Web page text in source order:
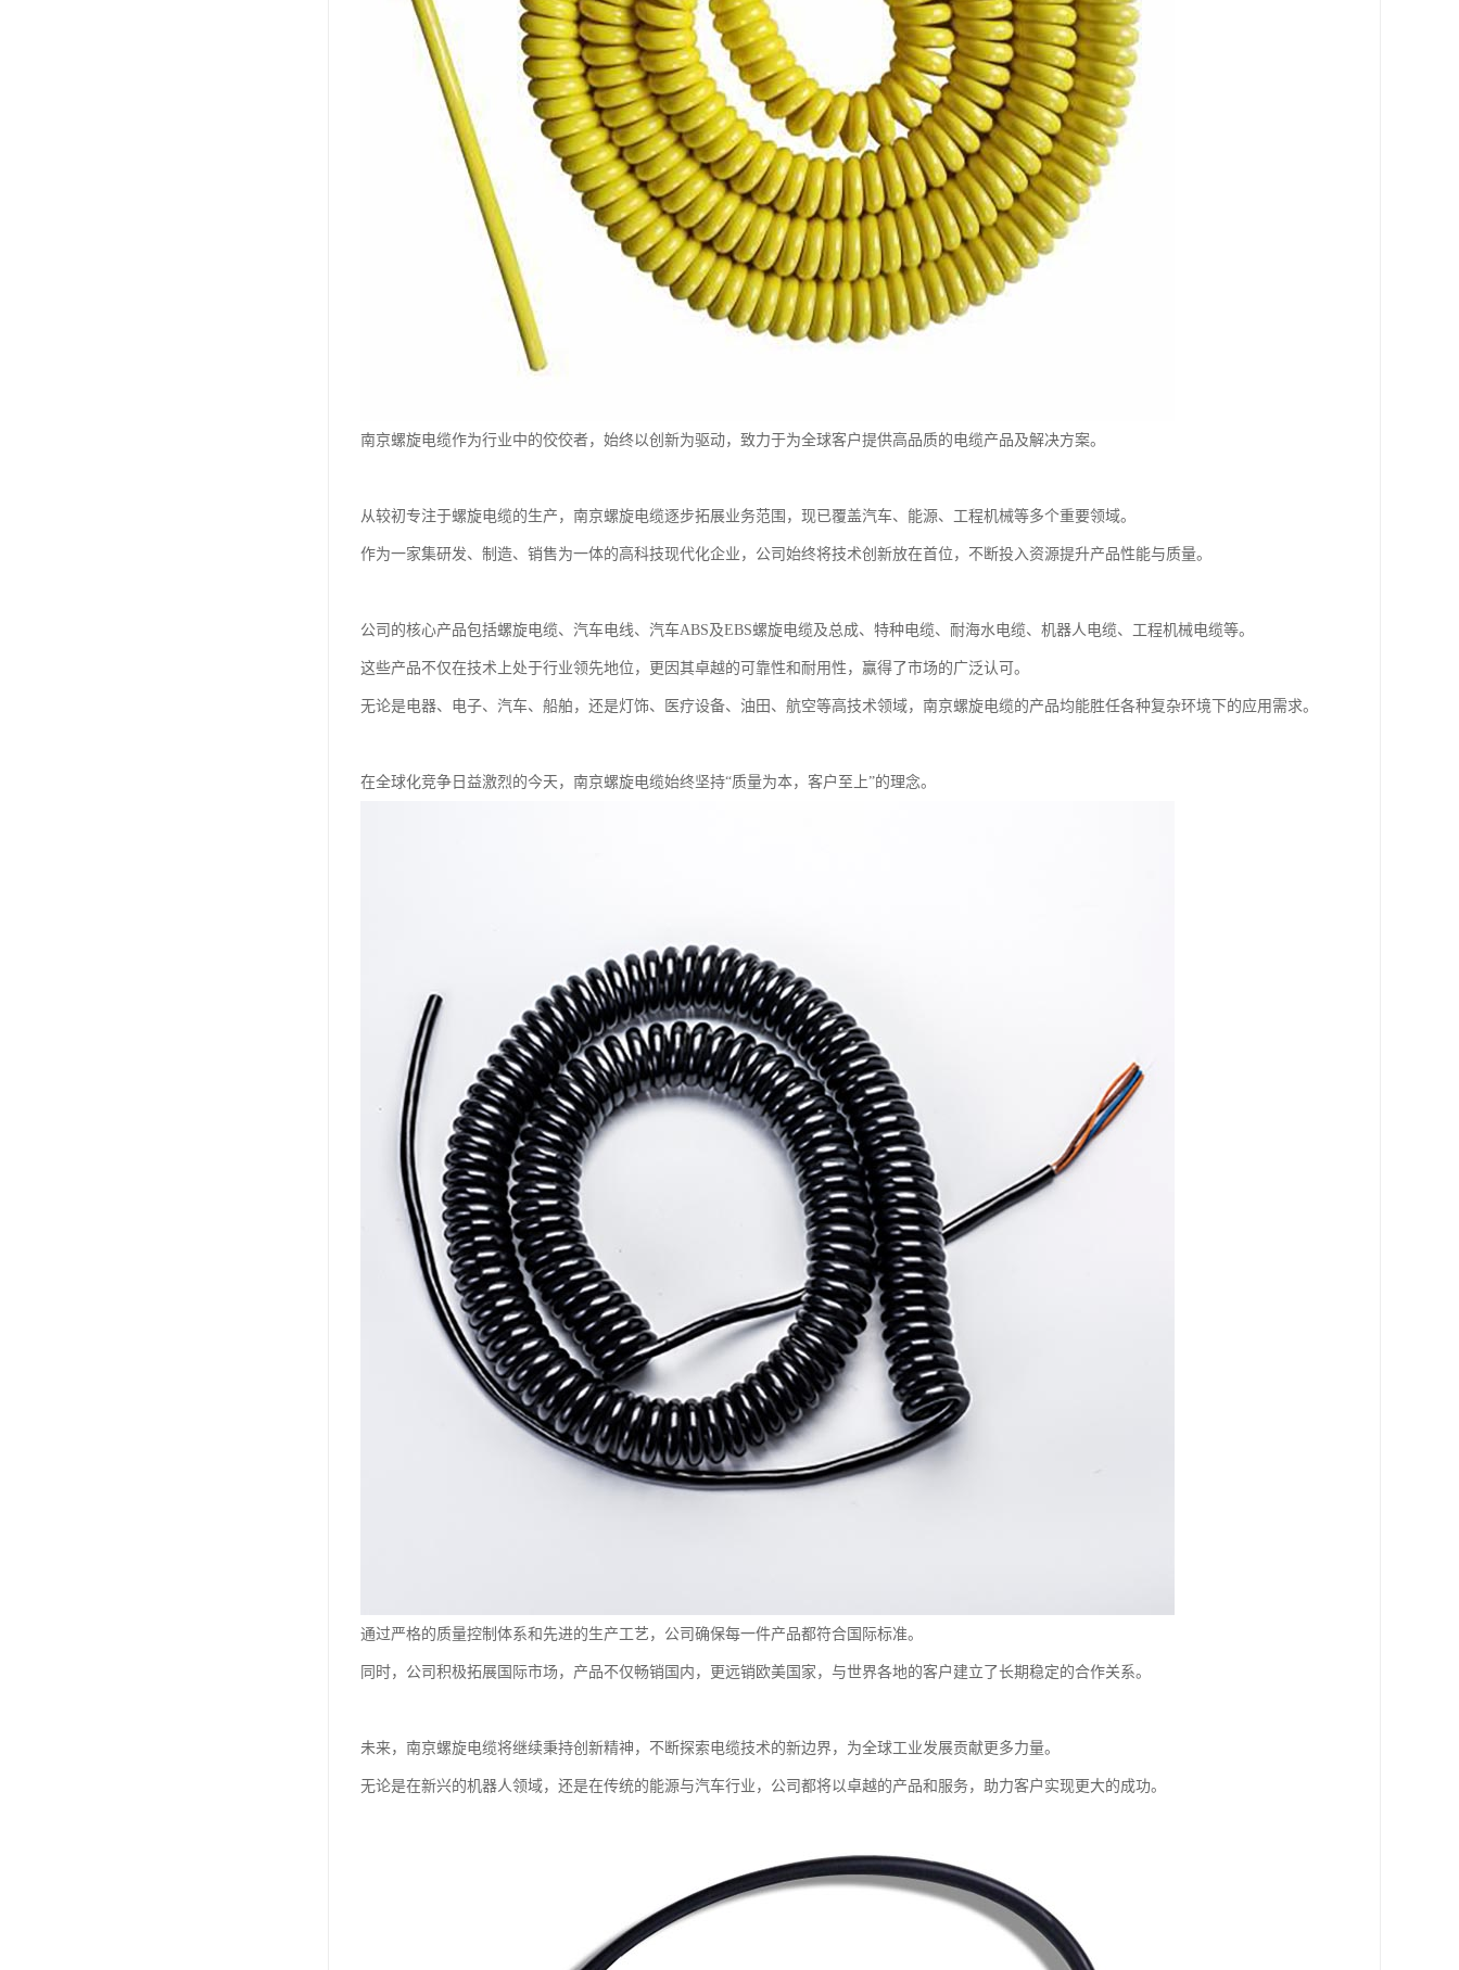
南京螺旋电缆作为行业中的佼佼者，始终以创新为驱动，致力于为全球客户提供高品质的电缆产品及解决方案。
从较初专注于螺旋电缆的生产，南京螺旋电缆逐步拓展业务范围，现已覆盖汽车、能源、工程机械等多个重要领域。
作为一家集研发、制造、销售为一体的高科技现代化企业，公司始终将技术创新放在首位，不断投入资源提升产品性能与质量。
公司的核心产品包括螺旋电缆、汽车电线、汽车ABS及EBS螺旋电缆及总成、特种电缆、耐海水电缆、机器人电缆、工程机械电缆等。
这些产品不仅在技术上处于行业领先地位，更因其卓越的可靠性和耐用性，赢得了市场的广泛认可。
无论是电器、电子、汽车、船舶，还是灯饰、医疗设备、油田、航空等高技术领域，南京螺旋电缆的产品均能胜任各种复杂环境下的应用需求。
在全球化竞争日益激烈的今天，南京螺旋电缆始终坚持“质量为本，客户至上”的理念。
通过严格的质量控制体系和先进的生产工艺，公司确保每一件产品都符合国际标准。
同时，公司积极拓展国际市场，产品不仅畅销国内，更远销欧美国家，与世界各地的客户建立了长期稳定的合作关系。
未来，南京螺旋电缆将继续秉持创新精神，不断探索电缆技术的新边界，为全球工业发展贡献更多力量。
无论是在新兴的机器人领域，还是在传统的能源与汽车行业，公司都将以卓越的产品和服务，助力客户实现更大的成功。